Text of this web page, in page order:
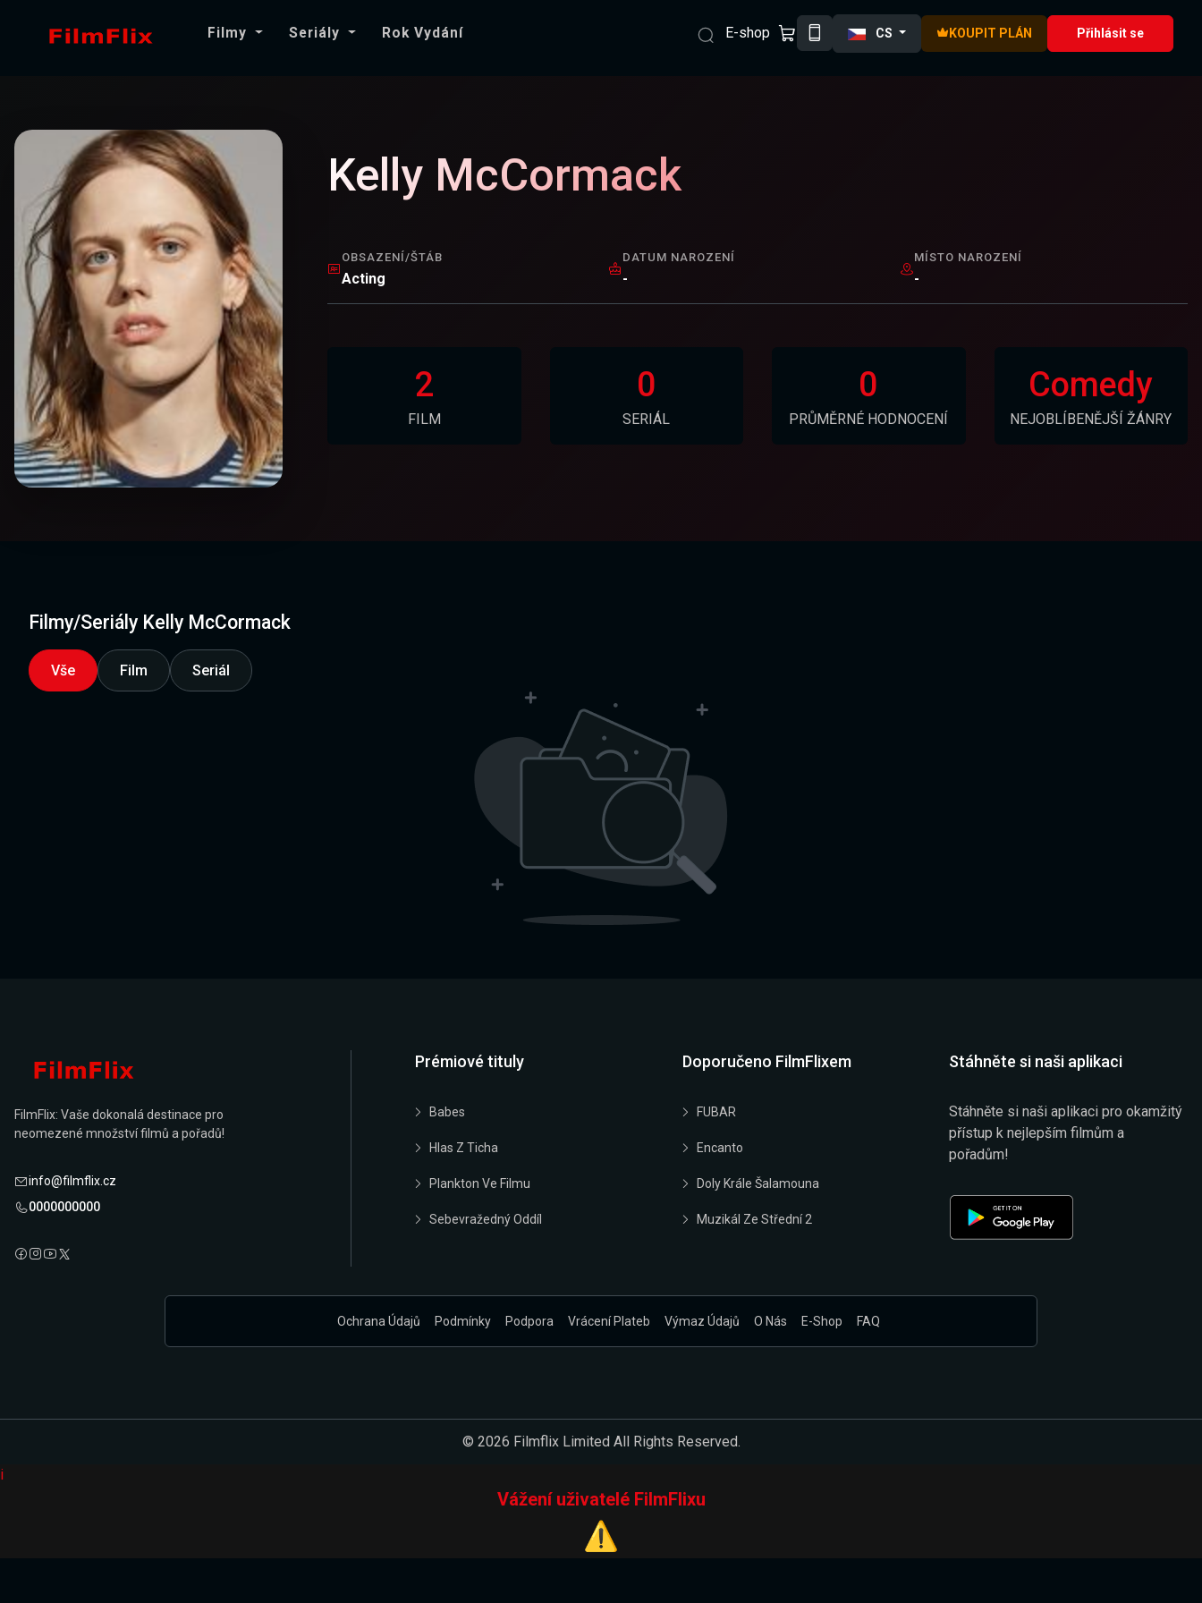
Filmy Seriály Rok Vydání E-shop CS KOUPIT PLÁN Přihlásit se
Kelly McCormack
OBSAZENÍ/ŠTÁB
Acting
DATUM NAROZENÍ
-
MÍSTO NAROZENÍ
-
2
FILM
0
SERIÁL
0
PRŮMĚRNÉ HODNOCENÍ
Comedy
NEJOBLÍBENĚJŠÍ ŽÁNRY
Filmy/Seriály Kelly McCormack
Vše Film Seriál
FilmFlix: Vaše dokonalá destinace pro
neomezené množství filmů a pořadů!
info@filmflix.cz
0000000000
Prémiové tituly
Babes
Hlas Z Ticha
Plankton Ve Filmu
Sebevražedný Oddíl
Doporučeno FilmFlixem
FUBAR
Encanto
Doly Krále Šalamouna
Muzikál Ze Střední 2
Stáhněte si naši aplikaci
Stáhněte si naši aplikaci pro okamžitý
přístup k nejlepším filmům a
pořadům!
Ochrana Údajů Podmínky Podpora Vrácení Plateb Výmaz Údajů O Nás E-Shop FAQ
© 2026 Filmflix Limited All Rights Reserved.
i
Vážení uživatelé FilmFlixu
⚠️